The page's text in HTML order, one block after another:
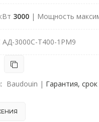
3000 | Мощность
АД-3000С-Т400-1РМ9
Baudouin | Гарантия,